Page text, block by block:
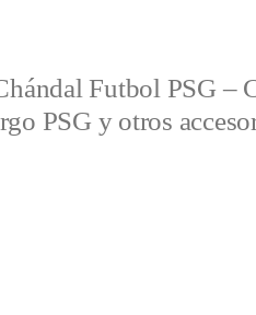
Futbol PSG –
PSG y otros